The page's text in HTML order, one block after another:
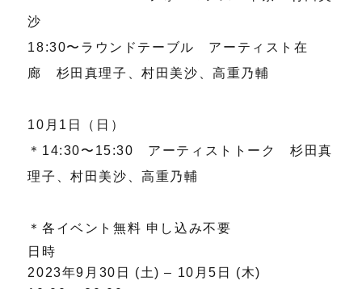
沙
18:30〜ラウンドテーブル アーティスト在
廊 杉田真理子、村田美沙、高重乃輔
10月1日（日）
＊14:30〜15:30 アーティストトーク 杉田真
理子、村田美沙、高重乃輔
＊各イベント無料 申し込み不要
日時
2023年9月30日 (土) – 10月5日 (木)